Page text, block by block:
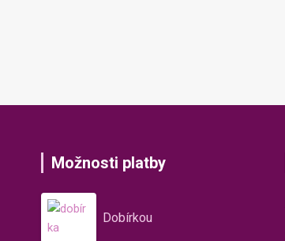
Možnosti platby
Dobírkou